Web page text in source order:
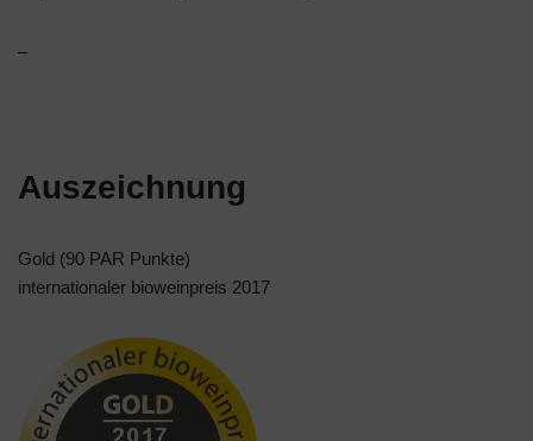
–
Auszeichnung
Gold (90 PAR Punkte)
internationaler bioweinpreis 2017